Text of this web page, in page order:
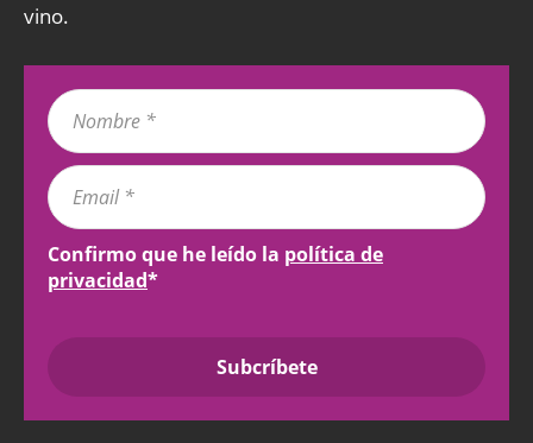
vino.
Confirmo que he leído la política de
privacidad*